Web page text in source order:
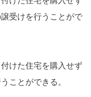
受けを行うことがで
けた住宅を購入せず
ことができる。